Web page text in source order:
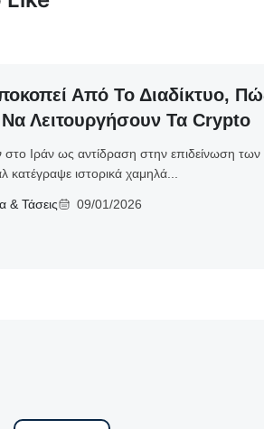
Από Το Διαδίκτυο,
Λειτουργήσουν Τα Crypto
Ιράν ως αντίδραση στην επιδείνωση
κατέγραψε ιστορικά χαμηλά...
& Τάσεις 09/01/2026